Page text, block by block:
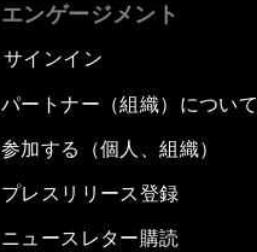
エンゲージメント
サインイン
パートナー（組織）について
参加する（個人、組織）
プレスリリース登録
ニュースレター購読